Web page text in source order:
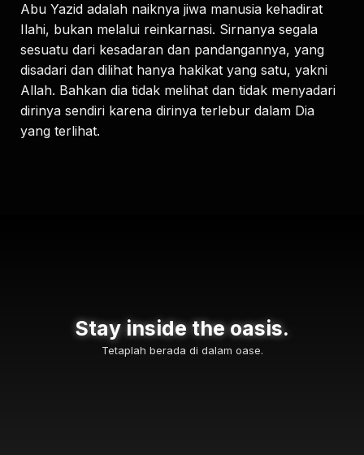
Abu Yazid adalah naiknya jiwa manusia kehadirat
Ilahi, bukan melalui reinkarnasi. Sirnanya segala
sesuatu dari kesadaran dan pandangannya, yang
disadari dan dilihat hanya hakikat yang satu, yakni
Allah. Bahkan dia tidak melihat dan tidak menyadari
dirinya sendiri karena dirinya terlebur dalam Dia
yang terlihat.
Stay inside the oasis.
Tetaplah berada di dalam oase.